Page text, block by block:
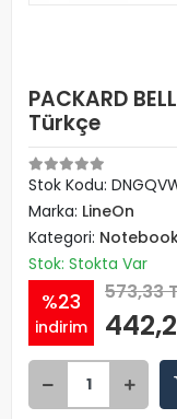
PACKARD
Türkçe
Stok Kodu:
Marka: LineOn
Kategori:
Stok: Stokta Var
%23
indirim
573,33